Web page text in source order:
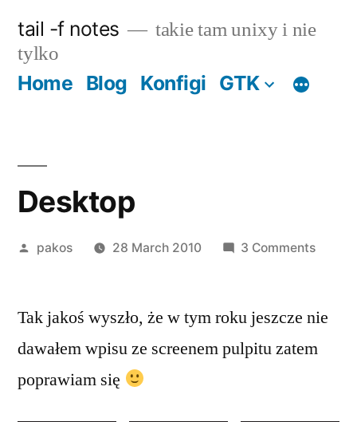
content
tail -f notes
takie tam unixy i nie
tylko
Home Blog Konfigi GTK
Desktop
Posted
pakos 28 March 2010 3 Commentson
Tak jakoś wyszło, że w tym roku jeszcze nie
dawałem wpisu ze screenem pulpitu zatem
poprawiam się